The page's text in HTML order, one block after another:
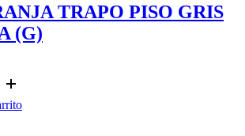
TRAPO PISO GRIS
(G)